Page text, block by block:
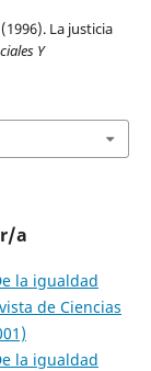
La justicia
Y
a
la igualdad
de Ciencias
la igualdad